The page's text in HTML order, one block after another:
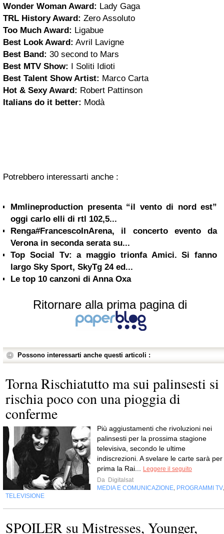
Wonder Woman Award: Lady Gaga
TRL History Award: Zero Assoluto
Too Much Award: Ligabue
Best Look Award: Avril Lavigne
Best Band: 30 second to Mars
Best MTV Show: I Soliti Idioti
Best Talent Show Artist: Marco Carta
Hot & Sexy Award: Robert Pattinson
Italians do it better: Modà
Potrebbero interessarti anche :
Mmlineproduction presenta “il vento di nord est”
oggi carlo elli di rtl 102,5...
Renga#FrancescoInArena, il concerto evento da
Verona in seconda serata su...
Top Social Tv: a maggio trionfa Amici. Si fanno
largo Sky Sport, SkyTg 24 ed...
Le top 10 canzoni di Anna Oxa
Ritornare alla prima pagina di
Possono interessarti anche questi articoli :
Torna Rischiatutto ma sui palinsesti si
rischia poco con una pioggia di
conferme
Più aggiustamenti che rivoluzioni nei
palinsesti per la prossima stagione
televisiva, secondo le ultime
indiscrezioni. A svelare le carte sarà per
prima la Rai...
Leggere il seguito
Da Digitalsat
MEDIA E COMUNICAZIONE PROGRAMMI TV
TELEVISIONE
SPOILER su Mistresses, Younger,